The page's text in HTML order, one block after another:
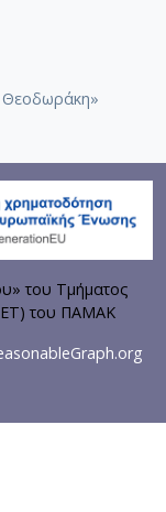
του Τμήματος
του ΠΑΜΑΚ